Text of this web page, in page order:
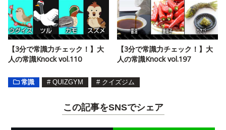
【3分で常識力チェック！】大
人の常識Knock vol.110
【3分で常識力チェック！】大
人の常識Knock vol.197
常識 # QUIZGYM # クイズジム
この記事をSNSでシェア